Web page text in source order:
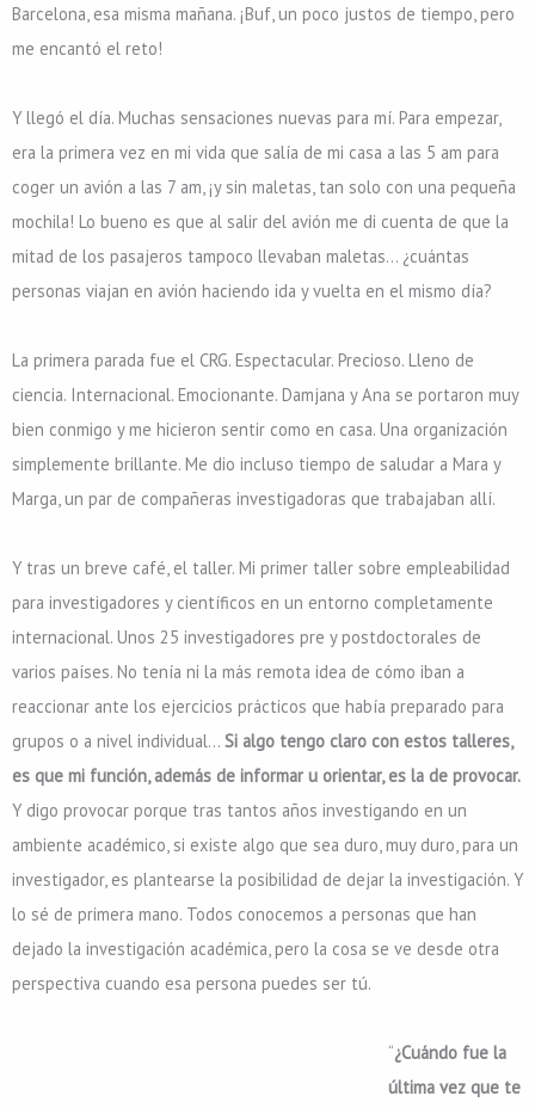
Barcelona, esa misma mañana. ¡Buf, un poco justos de tiempo, pero
me encantó el reto!
Y llegó el día. Muchas sensaciones nuevas para mí. Para empezar,
era la primera vez en mi vida que salía de mi casa a las 5 am para
coger un avión a las 7 am, ¡y sin maletas, tan solo con una pequeña
mochila! Lo bueno es que al salir del avión me di cuenta de que la
mitad de los pasajeros tampoco llevaban maletas… ¿cuántas
personas viajan en avión haciendo ida y vuelta en el mismo día?
La primera parada fue el CRG. Espectacular. Precioso. Lleno de
ciencia. Internacional. Emocionante. Damjana y Ana se portaron muy
bien conmigo y me hicieron sentir como en casa. Una organización
simplemente brillante. Me dio incluso tiempo de saludar a Mara y
Marga, un par de compañeras investigadoras que trabajaban allí.
Y tras un breve café, el taller. Mi primer taller sobre empleabilidad
para investigadores y científicos en un entorno completamente
internacional. Unos 25 investigadores pre y postdoctorales de
varios países. No tenía ni la más remota idea de cómo iban a
reaccionar ante los ejercicios prácticos que había preparado para
grupos o a nivel individual… Si algo tengo claro con estos talleres,
es que mi función, además de informar u orientar, es la de provocar.
Y digo provocar porque tras tantos años investigando en un
ambiente académico, si existe algo que sea duro, muy duro, para un
investigador, es plantearse la posibilidad de dejar la investigación. Y
lo sé de primera mano. Todos conocemos a personas que han
dejado la investigación académica, pero la cosa se ve desde otra
perspectiva cuando esa persona puedes ser tú.
“¿Cuándo fue la
última vez que te